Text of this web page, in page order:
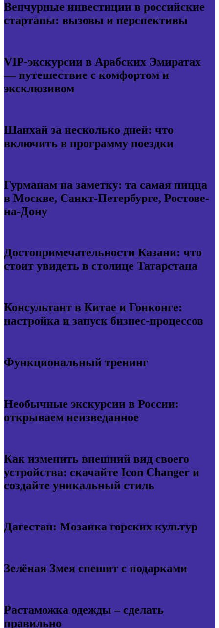
Венчурные инвестиции в российские
стартапы: вызовы и перспективы
VIP-экскурсии в Арабских Эмиратах
— путешествие с комфортом и
эксклюзивом
Шанхай за несколько дней: что
включить в программу поездки
Гурманам на заметку: та самая пицца
в Москве, Санкт-Петербурге, Ростове-
на-Дону
Достопримечательности Казани: что
стоит увидеть в столице Татарстана
Консультант в Китае и Гонконге:
настройка и запуск бизнес-процессов
Функциональный тренинг
Необычные экскурсии в России:
открываем неизведанное
Как изменить внешний вид своего
устройства: скачайте Icon Changer и
создайте уникальный стиль
Дагестан: Мозаика горских культур
Зелёная Змея спешит с подарками
Растаможка одежды – сделать
правильно